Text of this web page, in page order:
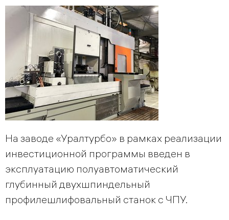
На заводе «Уралтурбо» в рамках реализации
инвестиционной программы введен в
эксплуатацию полуавтоматический
глубинный двухшпиндельный
профилешлифовальный станок с ЧПУ.